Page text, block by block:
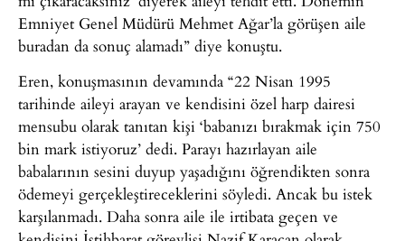
Emniyet Genel Müdürü Mehmet Ağar’la görüşen aile
buradan da sonuç alamadı” diye konuştu.
Eren, konuşmasının devamında “22 Nisan 1995
tarihinde aileyi arayan ve kendisini özel harp dairesi
mensubu olarak tanıtan kişi ‘babanızı bırakmak için 750
bin mark istiyoruz’ dedi. Parayı hazırlayan aile
babalarının sesini duyup yaşadığını öğrendikten sonra
ödemeyi gerçekleştireceklerini söyledi. Ancak bu istek
karşılanmadı. Daha sonra aile ile irtibata geçen ve